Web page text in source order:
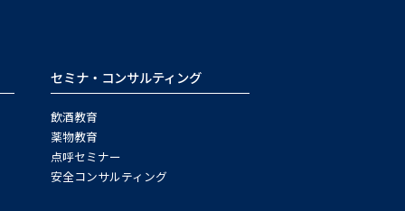
セミナ・コンサルティング
飲酒教育
薬物教育
点呼セミナー
安全コンサルティング